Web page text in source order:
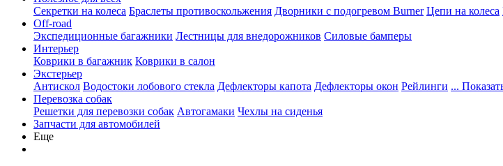
Секретки на колеса Браслеты противоскольжения Дворники с подогревом Burner Цепи на колеса
Off-road
Экспедиционные багажники Лестницы для внедорожников Силовые бамперы
Интерьер
Коврики в багажник Коврики в салон
Экстерьер
Антискол Водостоки лобового стекла Дефлекторы капота Дефлекторы окон Рейлинги ...
Перевозка собак
Решетки для перевозки собак Автогамаки Чехлы на сиденья
Запчасти для автомобилей
Еще